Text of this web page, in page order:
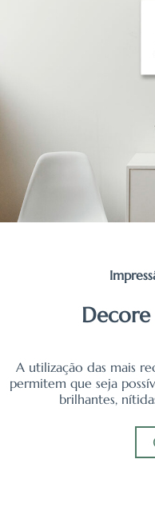
Decore
A utilização das mais
permitem que seja
brilhantes,